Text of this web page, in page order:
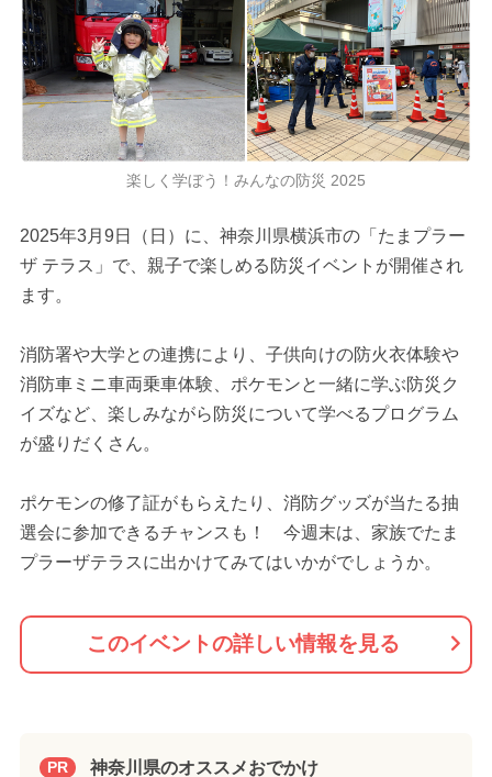
楽しく学ぼう！みんなの防災 2025
2025年3月9日（日）に、神奈川県横浜市の「たまプラー
ザ テラス」で、親子で楽しめる防災イベントが開催され
ます。
消防署や大学との連携により、子供向けの防火衣体験や
消防車ミニ車両乗車体験、ポケモンと一緒に学ぶ防災ク
イズなど、楽しみながら防災について学べるプログラム
が盛りだくさん。
ポケモンの修了証がもらえたり、消防グッズが当たる抽
選会に参加できるチャンスも！ 今週末は、家族でたま
プラーザテラスに出かけてみてはいかがでしょうか。
このイベントの詳しい情報を見る
PR 神奈川県のオススメおでかけ